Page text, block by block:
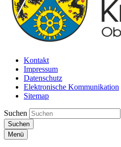
Kontakt
Impressum
Datenschutz
Elektronische Kommunikation
Sitemap
Suchen
Suchen
Menü